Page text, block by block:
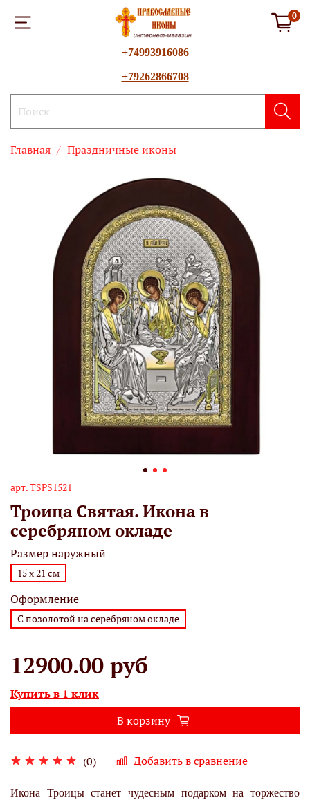
0
+74993916086
+79262866708
Главная Праздничные иконы
арт.TSPS1521
Троица Святая. Икона в
серебряном окладе
(0) Добавить в сравнение
Размер наружный
15 х 21 см
Оформление
С позолотой на серебряном окладе
12900.00 руб
Купить в 1 клик
В корзину
Икона Троицы станет чудесным подарком на торжество